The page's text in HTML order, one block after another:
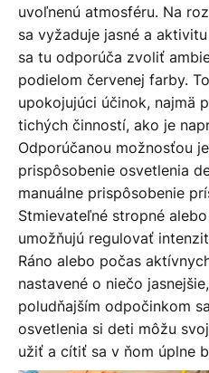
uvoľnenú atmosféru. Na
sa vyžaduje jasné a
sa tu odporúča zvoliť
podielom červenej farby.
upokojujúci účinok, najmä
tichých činností, ako je
Odporúčanou možnosťou
prispôsobenie osvetlenia
manuálne prispôsobenie
Stmievateľné stropné
umožňujú regulovať
Ráno alebo počas
nastavené o niečo
poludňajším odpočinkom
osvetlenia si deti môžu
užiť a cítiť sa v ňom úplne